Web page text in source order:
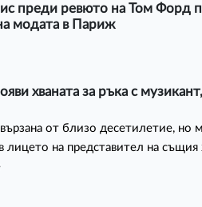
преди ревюто на Том Форд
модата в Париж
хваната за ръка с
от близо десетилетие, но
лицето на представител на същия